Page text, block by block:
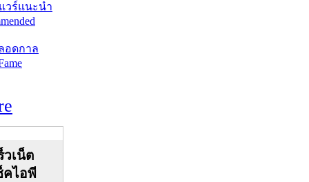
วร์แนะนำ
อดกาล
วเน็ต
คไอพี